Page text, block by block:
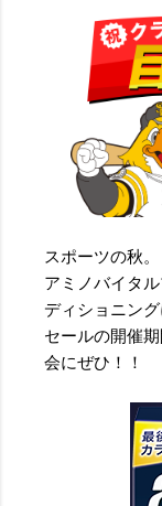
スポーツの秋。
アミノバイタ
ディショニング
セールの開催
会にぜひ！！